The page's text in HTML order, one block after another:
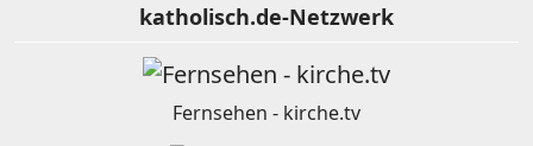
katholisch.de-Netzwerk
Fernsehen - kirche.tv